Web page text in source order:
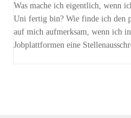
Was mache ich eigentlich, wenn
Uni fertig bin? Wie finde ich den
auf mich aufmerksam, wenn ich
Jobplattformen eine